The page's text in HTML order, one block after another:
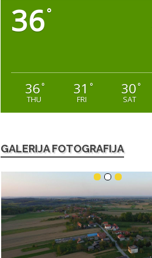
36°
36°
THU
31 °
FRI
30°
SAT
GALERIJA FOTOGRAFIJA